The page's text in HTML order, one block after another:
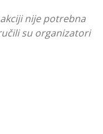
nije potrebna
su organizatori